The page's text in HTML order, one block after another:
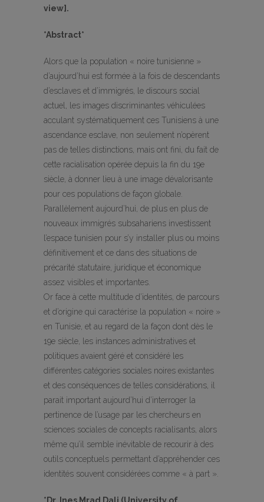
view].
*Abstract*
Alors que la population « noire tunisienne »
d’aujourd’hui est formée à la fois de descendants
d’esclaves et d’immigrés, le discours social
actuel, les images discriminantes véhiculées
acculant systématiquement ces Tunisiens à une
ascendance esclave, non seulement n’opèrent
pas de telles distinctions, mais ont fini, du fait de
cette racialisation opérée depuis la fin du 19e
siècle, à donner lieu à une image dévalorisante
pour ces populations de façon globale.
Parallèlement aujourd’hui, de plus en plus de
nouveaux immigrés subsahariens investissent
l’espace tunisien pour s’y installer plus ou moins
définitivement et ce dans des situations de
précarité statutaire, juridique et économique
assez visibles et importantes.
Or face à cette multitude d’identités, de parcours
et d’origine qui caractérise la population « noire »
en Tunisie, et au regard de la façon dont dès le
19e siècle, les instances administratives et
politiques avaient géré et considéré les
différentes catégories sociales noires existantes
et des conséquences de telles considérations, il
parait important aujourd’hui d’interroger la
pertinence de l’usage par les chercheurs en
sciences sociales de concepts racialisants, alors
même qu’il semble inévitable de recourir à des
outils conceptuels permettant d’appréhender ces
identités souvent considérées comme « à part ».